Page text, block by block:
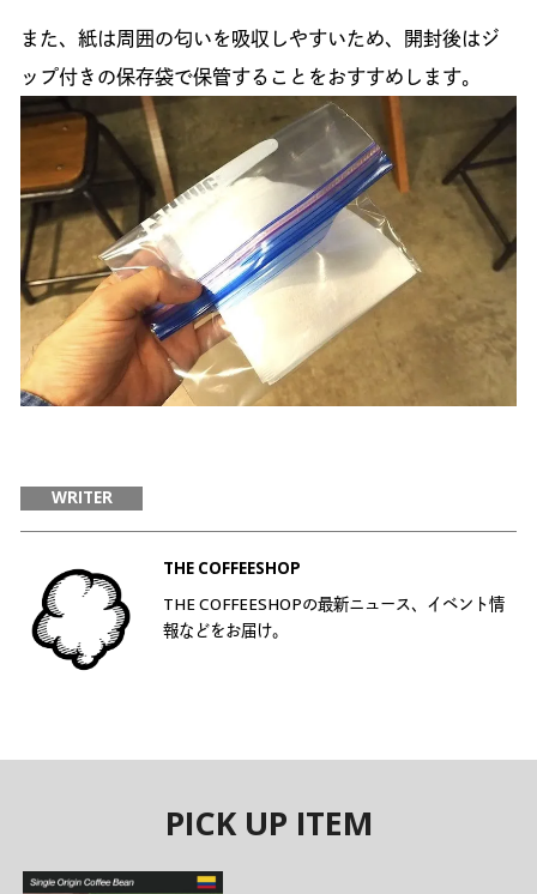
また、紙は周囲の匂いを吸収しやすいため、開封後はジ
ップ付きの保存袋で保管することをおすすめします。
WRITER
THE COFFEESHOP
THE COFFEESHOPの最新ニュース、イベント情
報などをお届け。
PICK UP ITEM